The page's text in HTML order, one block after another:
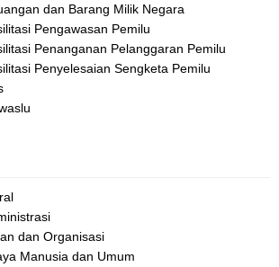
dan Barang Milik Negara
Pengawasan Pemilu
Penanganan Pelanggaran Pemilu
Penyelesaian Sengketa Pemilu
dan Organisasi
Manusia dan Umum